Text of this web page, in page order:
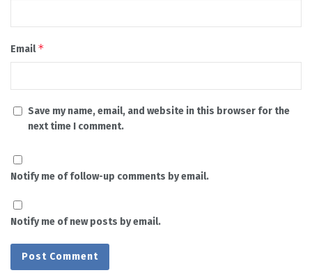
Email*
Save my name, email, and website in this browser for the
next time I comment.
Notify me of follow-up comments by email.
Notify me of new posts by email.